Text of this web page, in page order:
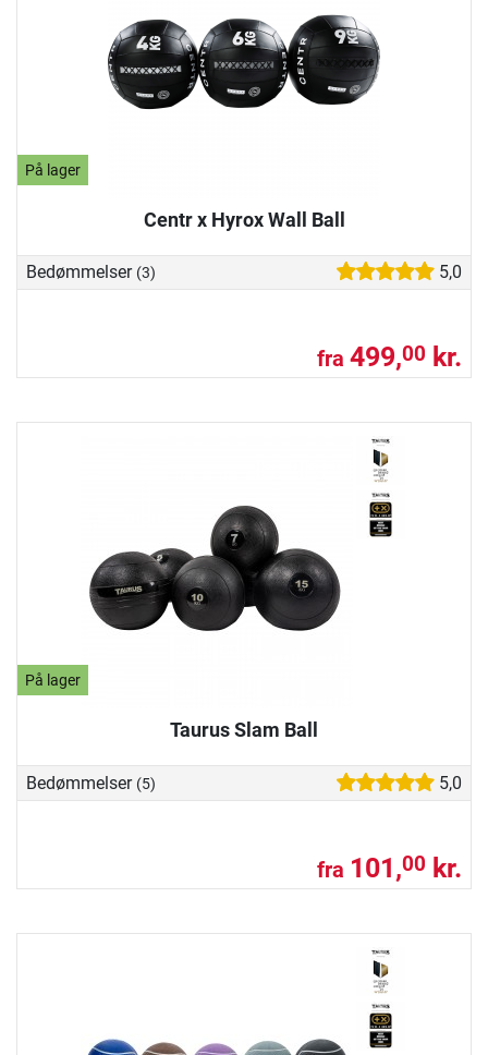
På lager
Centr x Hyrox Wall Ball
Bedømmelser (3) 5,0
fra 499,00 kr.
På lager
Taurus Slam Ball
Bedømmelser (5) 5,0
fra 101,00 kr.